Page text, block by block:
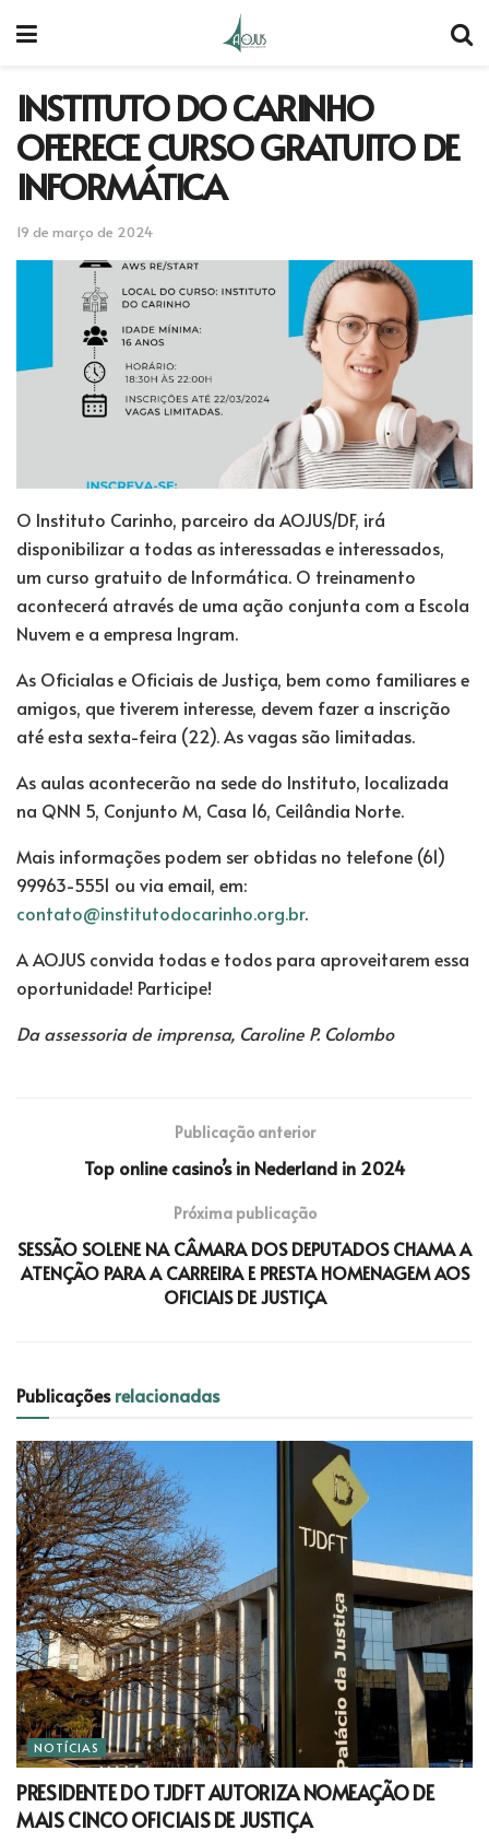
INSTITUTO DO CARINHO
OFERECE CURSO GRATUITO DE
INFORMÁTICA
19 de março de 2024
O Instituto Carinho, parceiro da AOJUS/DF, irá
disponibilizar a todas as interessadas e interessados,
um curso gratuito de Informática. O treinamento
acontecerá através de uma ação conjunta com a Escola
Nuvem e a empresa Ingram.
As Oficialas e Oficiais de Justiça, bem como familiares e
amigos, que tiverem interesse, devem fazer a inscrição
até esta sexta-feira (22). As vagas são limitadas.
As aulas acontecerão na sede do Instituto, localizada
na QNN 5, Conjunto M, Casa 16, Ceilândia Norte.
Mais informações podem ser obtidas no telefone (61)
99963-5551 ou via email, em:
contato@institutodocarinho.org.br.
A AOJUS convida todas e todos para aproveitarem essa
oportunidade! Participe!
Da assessoria de imprensa, Caroline P. Colombo
Publicação anterior
Top online casino’s in Nederland in 2024
Próxima publicação
SESSÃO SOLENE NA CÂMARA DOS DEPUTADOS CHAMA A
ATENÇÃO PARA A CARREIRA E PRESTA HOMENAGEM AOS
OFICIAIS DE JUSTIÇA
Publicaçõesrelacionadas
NOTÍCIAS
PRESIDENTE DO TJDFT AUTORIZA NOMEAÇÃO DE
MAIS CINCO OFICIAIS DE JUSTIÇA